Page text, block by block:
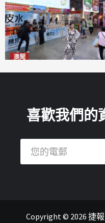
澳聞
喜歡我們的
Copyright © 2026 捷